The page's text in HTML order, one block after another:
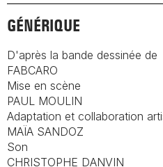
GÉNÉRIQUE
D'après la bande dessinée de
FABCARO
Mise en scène
PAUL MOULIN
Adaptation et collaboration
MAÏA SANDOZ
Son
CHRISTOPHE DANVIN